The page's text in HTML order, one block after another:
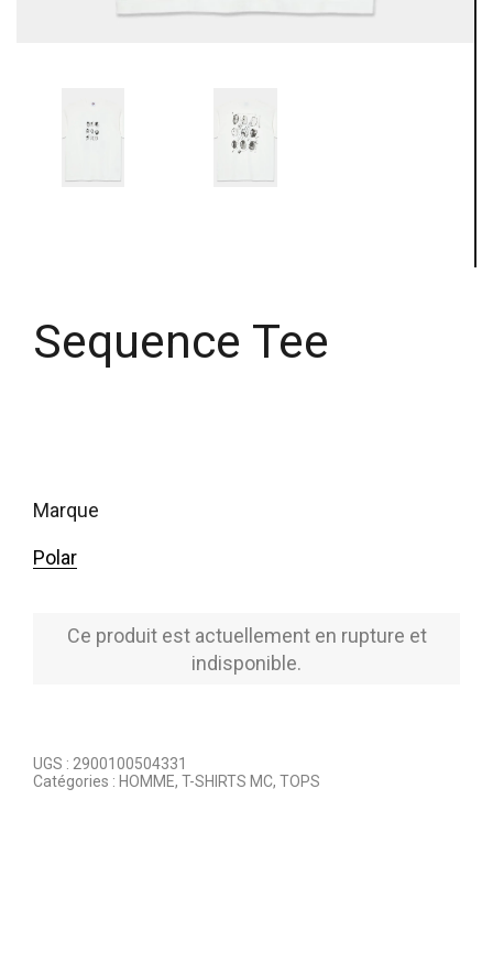
Sequence Tee
marque
Polar
Ce produit est actuellement en rupture et
indisponible.
UGS : 2900100504331
Catégories : HOMME, T-SHIRTS MC, TOPS